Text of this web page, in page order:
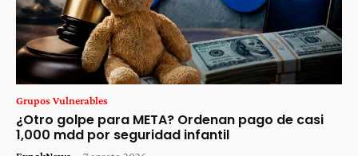
Grupos Vulnerables
¿Otro golpe para META? Ordenan pago de casi
1,000 mdd por seguridad infantil